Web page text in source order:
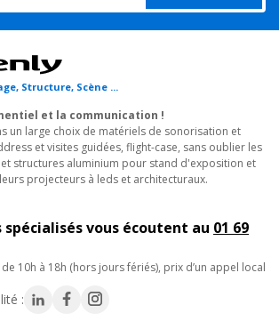
Structure, Scène ...
et la communication !
un large choix de matériels de sonorisation et
et visites guidées, flight-case, sans oublier les
structures aluminium pour stand d'exposition et
projecteurs à leds et architecturaux.
spécialisés vous écoutent au 01 69
de 10h à 18h (hors jours fériés), prix d’un appel local
: